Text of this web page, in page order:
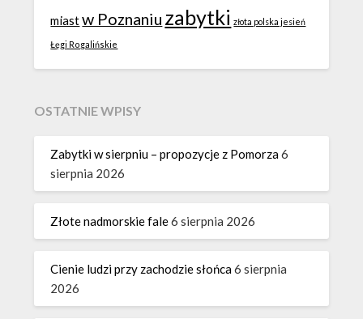
miastw Poznaniu zabytki złota polska jesień
Łęgi Rogalińskie
OSTATNIE WPISY
Zabytki w sierpniu – propozycje z Pomorza6
sierpnia 2026
Złote nadmorskie fale6 sierpnia 2026
Cienie ludzi przy zachodzie słońca6 sierpnia
2026